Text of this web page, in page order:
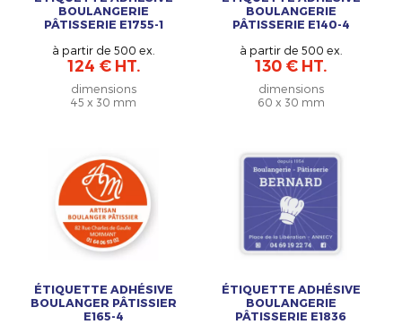
BOULANGERIE
PÂTISSERIE E1755-1
à partir de 500 ex.
124 € HT.
dimensions
45 x 30 mm
BOULANGERIE
PÂTISSERIE E140-4
à partir de 500 ex.
130 € HT.
dimensions
60 x 30 mm
ÉTIQUETTE ADHÉSIVE
BOULANGER PÂTISSIER
E165-4
ÉTIQUETTE ADHÉSIVE
BOULANGERIE
PÂTISSERIE E1836